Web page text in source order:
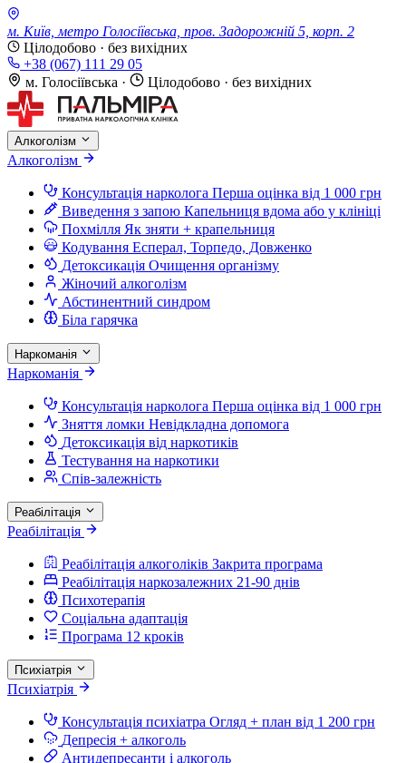
м. Київ, метро Голосіївська, пров. Задорожній 5, корп. 2
Цілодобово · без вихідних
+38 (067) 111 29 05
м. Голосіївська · Цілодобово · без вихідних
Алкоголізм
Алкоголізм
Консультація нарколога Перша оцінка від 1 000 грн
Виведення з запою Капельниця вдома або у клініці
Похмілля Як зняти + крапельниця
Кодування Есперал, Торпедо, Довженко
Детоксикація Очищення організму
Жіночий алкоголізм
Абстинентний синдром
Біла гарячка
Наркоманія
Наркоманія
Консультація нарколога Перша оцінка від 1 000 грн
Зняття ломки Невідкладна допомога
Детоксикація від наркотиків
Тестування на наркотики
Спів-залежність
Реабілітація
Реабілітація
Реабілітація алкоголіків Закрита програма
Реабілітація наркозалежних 21-90 днів
Психотерапія
Соціальна адаптація
Програма 12 кроків
Психіатрія
Психіатрія
Консультація психіатра Огляд + план від 1 200 грн
Депресія + алкоголь
Антидепресанти і алкоголь